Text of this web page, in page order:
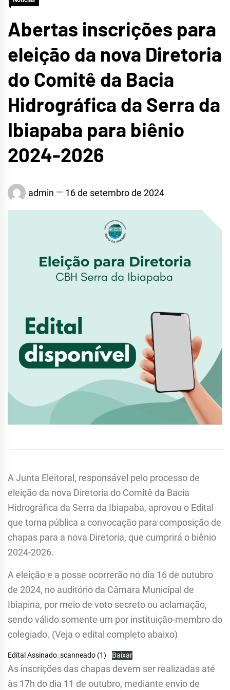
Abertas inscrições para
eleição da nova Diretoria
do Comitê da Bacia
Hidrográfica da Serra da
Ibiapaba para biênio
2024-2026
admin 16 de setembro de 2024
A Junta Eleitoral, responsável pelo processo de
eleição da nova Diretoria do Comitê da Bacia
Hidrográfica da Serra da Ibiapaba, aprovou o Edital
que torna pública a convocação para composição de
chapas para a nova Diretoria, que cumprirá o biênio
2024-2026.
A eleição e a posse ocorrerão no dia 16 de outubro
de 2024, no auditório da Câmara Municipal de
Ibiapina, por meio de voto secreto ou aclamação,
sendo válido somente um por instituição-membro do
colegiado. (Veja o edital completo abaixo)
Edital Assinado_scanneado (1) Baixar
As inscrições das chapas devem ser realizadas até
às 17h do dia 11 de outubro, mediante envio de